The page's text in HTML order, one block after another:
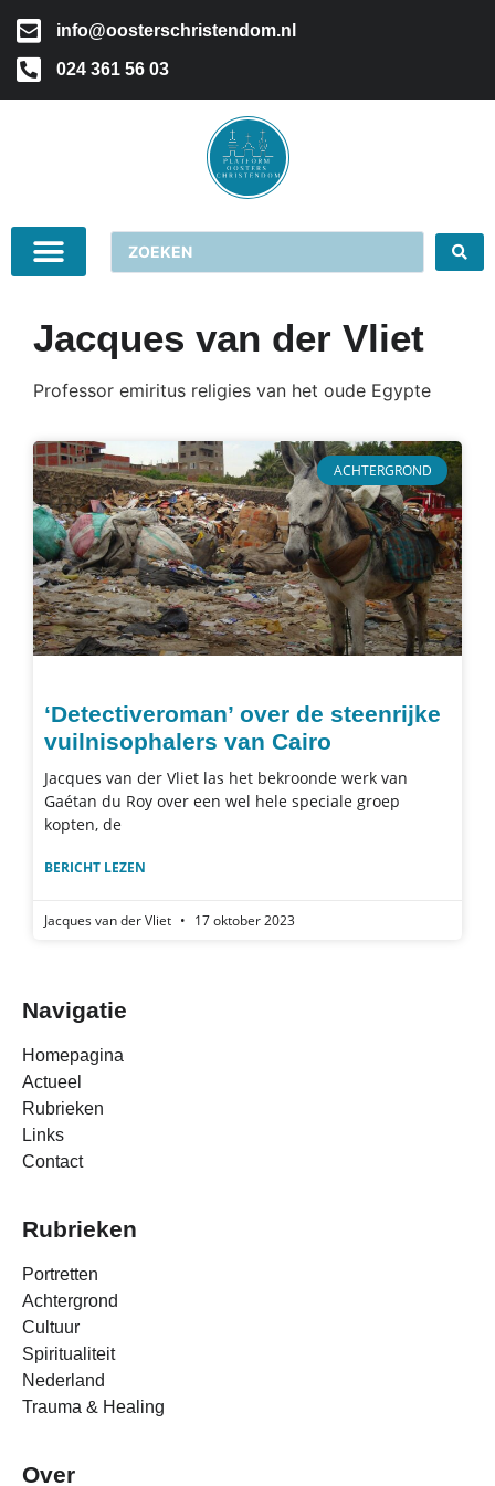
info@oosterschristendom.nl
024 361 56 03
Jacques van der Vliet
Professor emiritus religies van het oude Egypte
ACHTERGROND
‘Detectiveroman’ over de steenrijke
vuilnisophalers van Cairo
Jacques van der Vliet las het bekroonde werk van
Gaétan du Roy over een wel hele speciale groep
kopten, de
BERICHT LEZEN
Jacques van der Vliet 17 oktober 2023
Navigatie
Homepagina
Actueel
Rubrieken
Links
Contact
Rubrieken
Portretten
Achtergrond
Cultuur
Spiritualiteit
Nederland
Trauma & Healing
Over